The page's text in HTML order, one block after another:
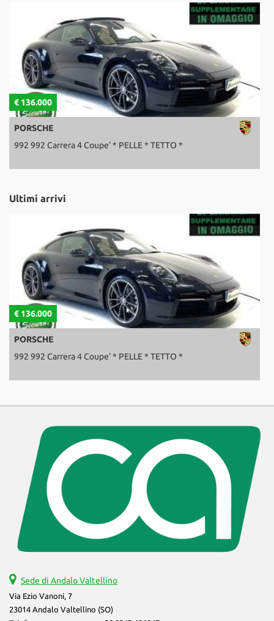
€ 136.000
PORSCHE
992 992 Carrera 4 Coupe' * PELLE * TETTO *
Ultimi arrivi
€ 136.000
PORSCHE
992 992 Carrera 4 Coupe' * PELLE * TETTO *
Sede di Andalo Valtellino
Via Ezio Vanoni, 7
23014 Andalo Valtellino (SO)